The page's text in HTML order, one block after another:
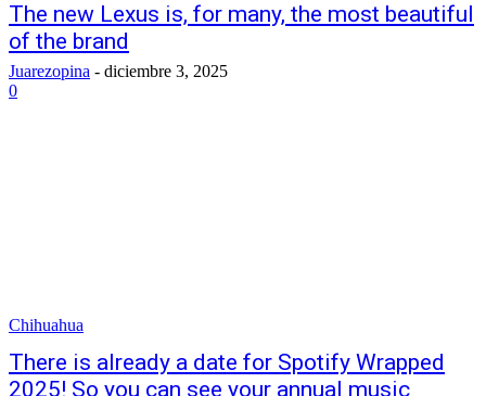
The new Lexus is, for many, the most beautiful
of the brand
Juarezopina - diciembre 3, 2025
0
Chihuahua
There is already a date for Spotify Wrapped
2025! So you can see your annual music